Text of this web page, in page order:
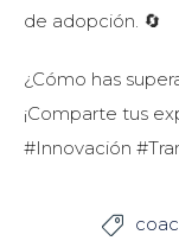
de adopción. 🔄
¿Cómo has
¡Comparte tus
#Innovación
